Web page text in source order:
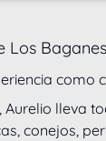
Los Baganes
como
lleva
conejos,